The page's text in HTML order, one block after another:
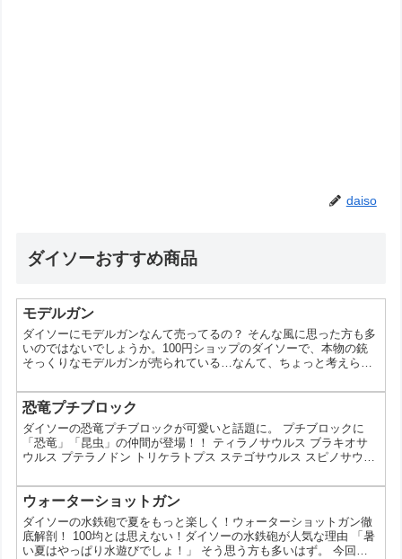
daiso
ダイソーおすすめ商品
モデルガン
ダイソーにモデルガンなんて売ってるの？ そんな風に思った方も多
いのではないでしょうか。100円ショップのダイソーで、本物の銃
そっくりなモデルガンが売られている…なんて、ちょっと考えられ
で、発射可能なモデルガンが販売されることはありません。 なぜダ
イソーでモデルガンが売られないのか？ 法律の規制: 日本では、銃
刀法により私的な銃器の所持が厳しく禁止されています。模造銃で
あっても、本物と誤認される可能性があるものは規制...
恐竜プチブロック
ダイソーの恐竜プチブロックが可愛いと話題に。 プチブロックに
「恐竜」「昆虫」の仲間が登場！！ ティラノサウルス ブラキオサ
ウルス プテラノドン トリケラトプス ステゴサウルス スピノサウル
投稿をInstagramで見る プチブロックに「恐竜」「昆虫」の仲間が
登場！！ ティラノサウルス ブラキオサウルス プテラノドン トリケ
ラトプス ステゴサウルス スピノサウルス ヘラクレスオオカブト オ
オクワガタ ※各種10...
ウォーターショットガン
ダイソーの水鉄砲で夏をもっと楽しく！ウォーターショットガン徹
底解剖！ 100均とは思えない！ダイソーの水鉄砲が人気な理由 「暑
い夏はやっぱり水遊びでしょ！」 そう思う方も多いはず。 今回